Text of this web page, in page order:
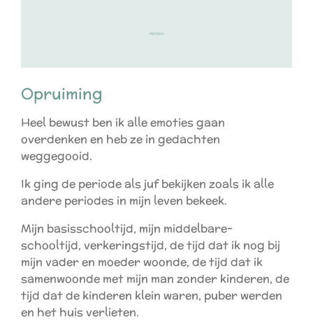
Opruiming
Heel bewust ben ik alle emoties gaan
overdenken en heb ze in gedachten
weggegooid.
Ik ging de periode als juf bekijken zoals ik alle
andere periodes in mijn leven bekeek.
Mijn basisschooltijd, mijn middelbare-
schooltijd, verkeringstijd, de tijd dat ik nog bij
mijn vader en moeder woonde, de tijd dat ik
samenwoonde met mijn man zonder kinderen, de
tijd dat de kinderen klein waren, puber werden
en het huis verlieten.